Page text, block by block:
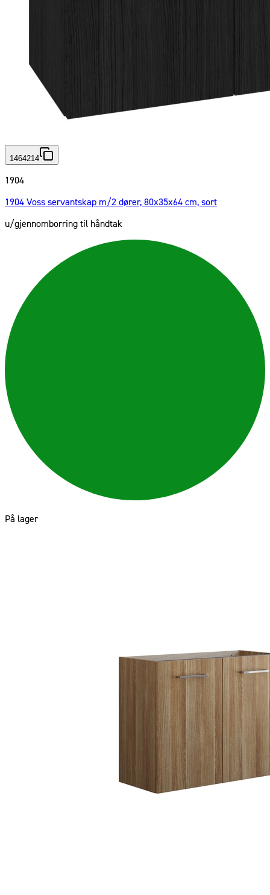
1464214
1904
1904 Voss servantskap m/2 dører, 80x35x64 cm, sort
u/gjennomborring til håndtak
På lager